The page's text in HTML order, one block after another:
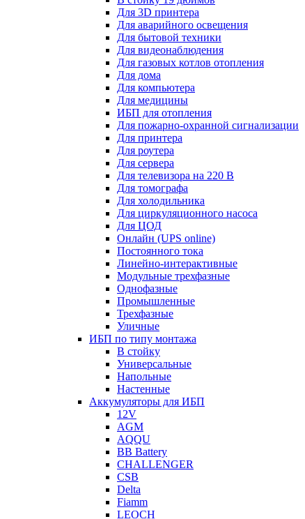
Для 3D принтера
Для аварийного освещения
Для бытовой техники
Для видеонаблюдения
Для газовых котлов отопления
Для дома
Для компьютера
Для медицины
ИБП для отопления
Для пожарно-охранной сигнализации
Для принтера
Для роутера
Для сервера
Для телевизора на 220 В
Для томографа
Для холодильника
Для циркуляционного насоса
Для ЦОД
Онлайн (UPS online)
Постоянного тока
Линейно-интерактивные
Модульные трехфазные
Однофазные
Промышленные
Трехфазные
Уличные
ИБП по типу монтажа
В стойку
Универсальные
Напольные
Настенные
Аккумуляторы для ИБП
12V
AGM
AQQU
BB Battery
CHALLENGER
CSB
Delta
Fiamm
LEOCH